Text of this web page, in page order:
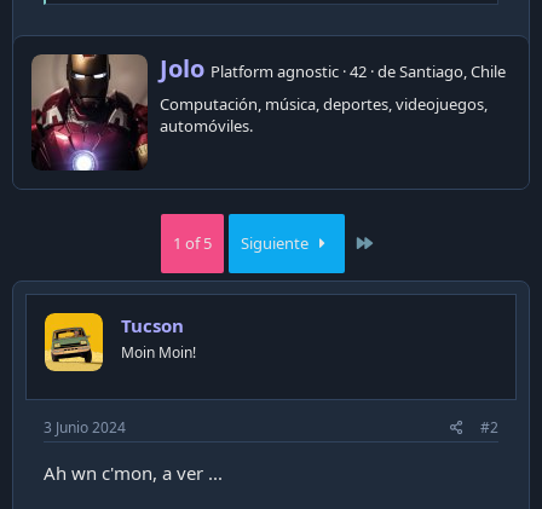
c
t
i
o
n
s
W
r
i
t
n
b
Jolo Platform agnostic ·42 ·deSantiago, Chile
Computación, música, deportes, videojuegos,
automóviles.
1 of 5 Siguiente
Tucson
Moin Moin!
3 Junio 2024 #2
Ah wn c'mon, a ver ...